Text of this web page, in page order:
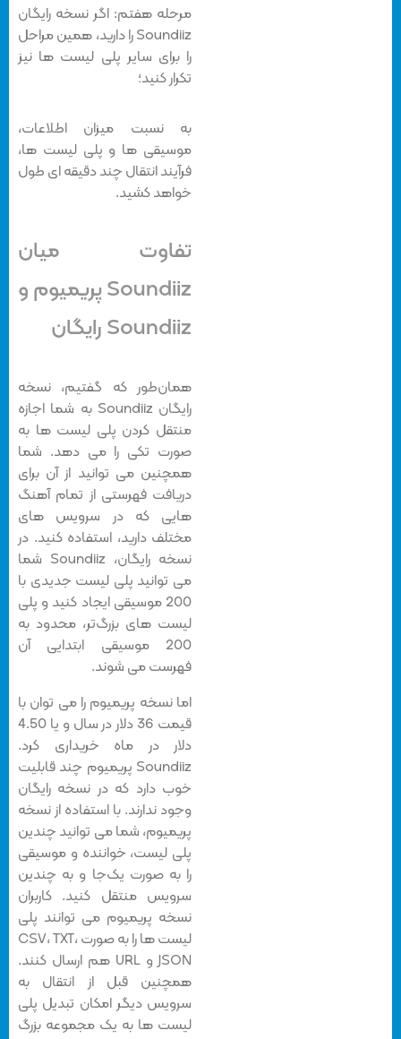
مرحله هفتم: اگر نسخه رایگان
Soundiiz را دارید، همین مراحل
را برای سایر پلی لیست ها نیز
تکرار کنید؛
به نسبت میزان اطلاعات،
موسیقی ها و پلی لیست ها،
فرآیند انتقال چند دقیقه ای طول
خواهد کشید.
تفاوت میان
Soundiiz پریمیوم و
Soundiiz رایگان
همان‌طور که گفتیم، نسخه
رایگان Soundiiz به شما اجازه
منتقل کردن پلی لیست ها به
صورت تکی را می دهد. شما
همچنین می توانید از آن برای
دریافت فهرستی از تمام آهنگ
هایی که در سرویس های
مختلف دارید، استفاده کنید. در
نسخه رایگان، Soundiiz شما
می توانید پلی لیست جدیدی با
200 موسیقی ایجاد کنید و پلی
لیست های بزرگ‌تر، محدود به
200 موسیقی ابتدایی آن
فهرست می شوند.
اما نسخه پریمیوم را می توان با
قیمت 36 دلار در سال و یا 4.50
دلار در ماه خریداری کرد.
Soundiiz پریمیوم چند قابلیت
خوب دارد که در نسخه رایگان
وجود ندارند. با استفاده از نسخه
پریمیوم، شما می توانید چندین
پلی لیست، خواننده و موسیقی
را به صورت یک‌جا و به چندین
سرویس منتقل کنید. کاربران
نسخه پریمیوم می توانند پلی
لیست ها را به صورت CSV، TXT،
JSON و URL هم ارسال کنند.
همچنین قبل از انتقال به
سرویس دیگر امکان تبدیل پلی
لیست ها به یک مجموعه بزرگ